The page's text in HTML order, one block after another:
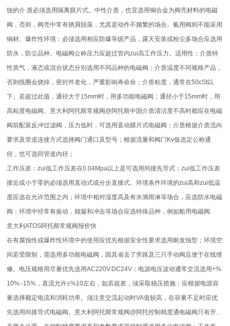
蚀的介 质必须选用隔离膜片式。中性介质，也宜选用铜合金为阀壳材料的电磁
阀，否则，阀壳中常有锈屑脱落，尤其是动作不频繁的场合。氨用阀则不能采用
铜材。爆炸性环境：必须选用相应防爆等级产品，露天安装或粉尘多场合应选用
防水，防尘品种。电磁阀公称压力应超过管内zui高工作压力。适用性：介质特
性质气，液态或混合状态分别选用不同品种的电磁阀；介质温度不同规格产品，
否则线圈会烧掉，密封件老化，严重影响寿命命；介质粘度，通常在50cSt以
下。若超过此值，通径大于15mm时，用多功能电磁阀；通径小于15mm时，用
高粘度电磁阀。意大利阿托斯常规阀@阿托斯中国介质清洁度不高时都应在电磁
阀前配装反冲过滤阀，压力低时，可选用直动膜片式电磁阀；介质根据介质流向
要求及管道连接方式选择阀门通口及型号；根据流量和阀门Kv值选定公称通
径，也可选同管道内径；
工作压差：zui低工作压差在0.04Mpa以上是可选用间接先导式；zui低工作压差
接近或小于零的必须选用直动式或分步直接式。环境条件环境的zui高和zui低温
度应选在允许范围之内；环境中相对湿度高及有水滴雨淋等场合，应选防水电磁
阀；环境中经常有振动，颠簸和冲击等场合应选特殊品种，例如船用电磁阀
意大利ATOS阿托斯常规阀报价快
在有腐蚀性或爆炸性环境中的使用应优先根据安全性要求选用耐发蚀型；环境空
间若受限制，需选用多功能电磁阀，因其省去了旁路及三只手动阀且便于在线维
修。电压规格用尽量优先选用AC220V.DC24V；电源电压波动通常交流选用+%
10%.-15%，直流允许±%10左右，如若超差，须采取稳压措施；应根据电源容
量选择额定电流和消耗功率。须注意交流起动时VA值较高，在容量不足时应优
先选用间接导式电磁阀。意大利阿托斯常规阀@阿托控制精度通电磁阀只有开、